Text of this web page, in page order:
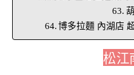
博多拉麵 內湖店
松江